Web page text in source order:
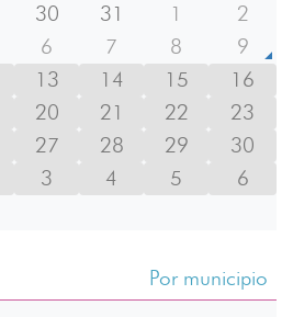
30 31 1
2
6 7 8
9
13 14 15
16
20 21 22
23
27 28 29
30
3 4 5 6
Por municipio